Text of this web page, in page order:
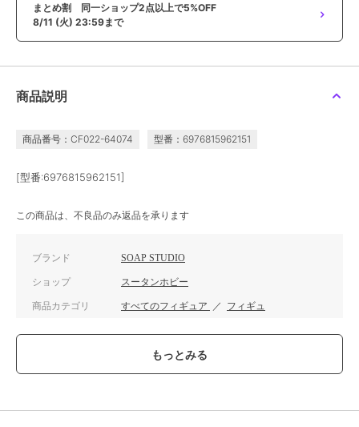
まとめ割 同一ショップ2点以上で5%OFF
8/11 (火) 23:59まで
商品説明
商品番号：CF022-64074 型番：6976815962151
[型番:6976815962151]
この商品は、不良品のみ返品を承ります
ブランド SOAP STUDIO
ショップ スータンホビー
商品カテゴリ すべてのフィギュア ／ フィギュ